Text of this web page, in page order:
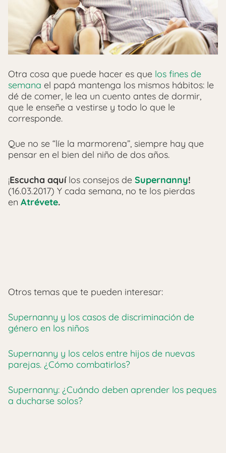
Otra cosa que puede hacer es que los fines de
semana el papá mantenga los mismos hábitos: le
dé de comer, le lea un cuento antes de dormir,
que le enseñe a vestirse y todo lo que le
corresponde.
Que no se “líe la marmorena”, siempre hay que
pensar en el bien del niño de dos años.
¡Escucha aquílos consejos de Supernanny!
(16.03.2017) Y cada semana, no te los pierdas
en Atrévete.
Otros temas que te pueden interesar:
Supernanny y los casos de discriminación de
género en los niños
Supernanny y los celos entre hijos de nuevas
parejas. ¿Cómo combatirlos?
Supernanny: ¿Cuándo deben aprender los peques
a ducharse solos?